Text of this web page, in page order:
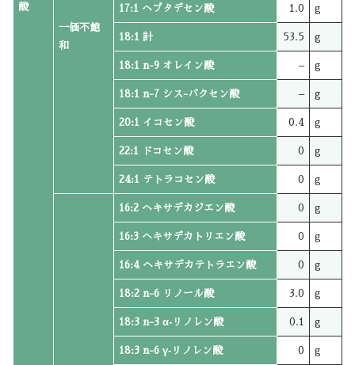
酸
一価不飽
和
17:1 ヘプタデセン酸 1.0 g
18:1 計 53.5 g
18:1 n-9 オレイン酸 – g
18:1 n-7 シス-バクセン酸 – g
20:1 イコセン酸 0.4 g
22:1 ドコセン酸 0 g
24:1 テトラコセン酸 0 g
16:2 ヘキサデカジエン酸 0 g
16:3 ヘキサデカトリエン酸 0 g
16:4 ヘキサデカテトラエン酸 0 g
18:2 n-6 リノール酸 3.0 g
18:3 n-3 α‐リノレン酸 0.1 g
18:3 n-6 γ‐リノレン酸 0 g